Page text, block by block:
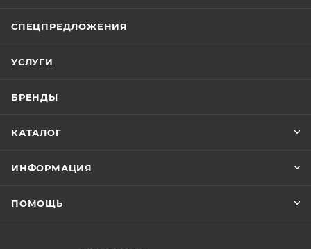
СПЕЦПРЕДЛОЖЕНИЯ
УСЛУГИ
БРЕНДЫ
КАТАЛОГ
ИНФОРМАЦИЯ
ПОМОЩЬ